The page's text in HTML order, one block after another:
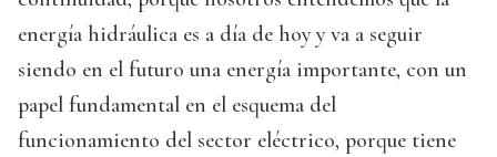
energía hidráulica es a día de hoy y va a seguir
siendo en el futuro una energía importante, con un
papel fundamental en el esquema del
funcionamiento del sector eléctrico, porque tiene